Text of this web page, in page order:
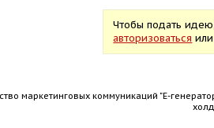
Чтобы подать
авторизоваться
маркетинговых коммуникаций "Е-